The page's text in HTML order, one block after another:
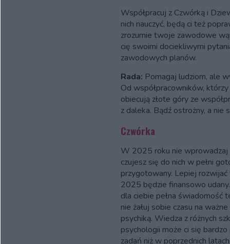
Współpracuj z Czwórką i
nich nauczyć, będą ci też
zrozumie twoje zawodowe
cię swoimi dociekliwymi
zawodowych planów.
Rada: Pomagaj ludziom, ale
Od współpracowników,
obiecują złote góry ze
z daleka. Bądź ostrożny, a nie
Czwórka
W 2025 roku nie wprowadzaj
czujesz się do nich w pełni
przygotowany. Lepiej
2025 będzie finansowo
dla ciebie pełna świadomość
nie żałuj sobie czasu na
psychiką. Wiedza z różnych
psychologii może ci się
zadań niż w poprzednich